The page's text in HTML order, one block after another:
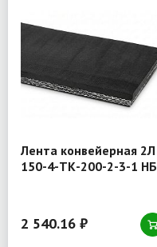
Лента конвейерная 2Л
150-4-ТК-200-2-3-1 НБ
2 540.16 ₽